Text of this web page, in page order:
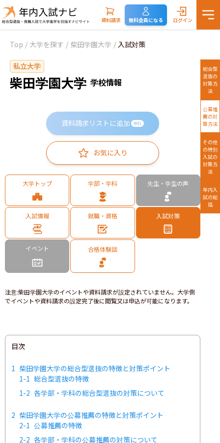
資料請求 無料会員になる ログイン
Top / 大学を探す / 柴田学園大学 / 入試対策
私立大学
柴田学園大学 学校情報
資料請求リストに追加 無料
お気に入り
大学トップ 学部・学科 先生・学生の声
入試情報 就職・資格 入試対策
イベント 合格体験談
注意:柴田学園大学のイベントや資料請求が設定されていません。大学側
でイベントや資料請求の設定完了後に閲覧又は申込が可能になります。
目次
1 柴田学園大学の総合型選抜の特徴と対策ポイント
1-1 総合型選抜の特徴
1-2 各学部・学科の総合型選抜の対策について
2 柴田学園大学の公募推薦の特徴と対策ポイント
2-1 公募推薦の特徴
2-2 各学部・学科の公募推薦の対策について
総合型
選抜の
対策方
法
公募推
薦の対
策方法
その他
の特別
入試の
対策方
法
年内入
試の総
括